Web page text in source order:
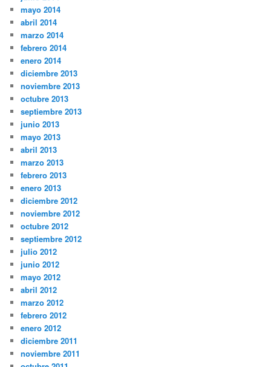
mayo 2014
abril 2014
marzo 2014
febrero 2014
enero 2014
diciembre 2013
noviembre 2013
octubre 2013
septiembre 2013
junio 2013
mayo 2013
abril 2013
marzo 2013
febrero 2013
enero 2013
diciembre 2012
noviembre 2012
octubre 2012
septiembre 2012
julio 2012
junio 2012
mayo 2012
abril 2012
marzo 2012
febrero 2012
enero 2012
diciembre 2011
noviembre 2011